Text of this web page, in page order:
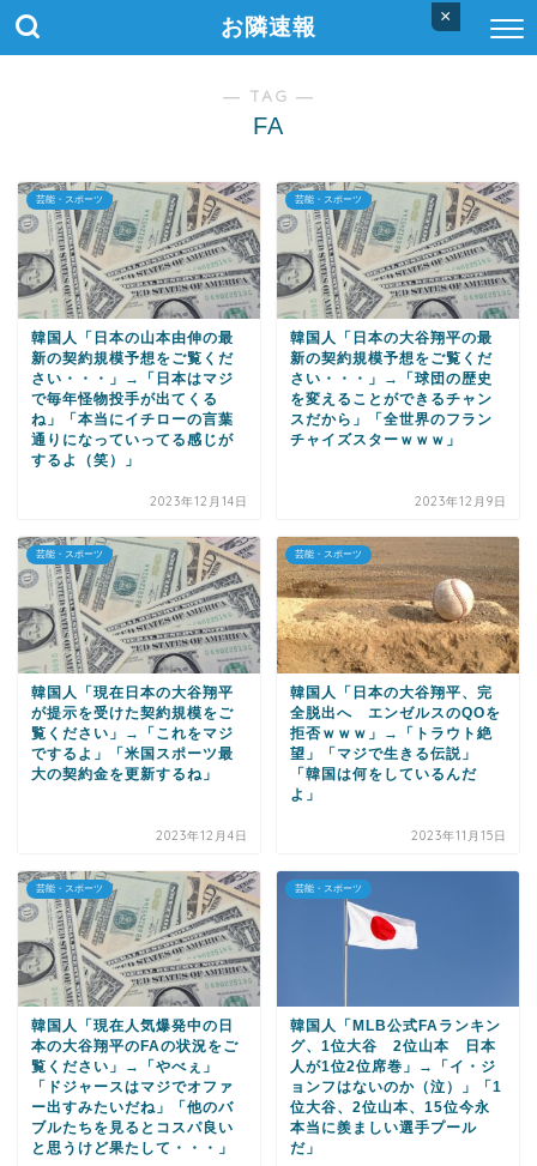
×
お隣速報
― TAG ―
FA
芸能・スポーツ
韓国人「日本の山本由伸の最
新の契約規模予想をご覧くだ
さい・・・」→「日本はマジ
で毎年怪物投手が出てくる
ね」「本当にイチローの言葉
通りになっていってる感じが
するよ（笑）」
2023年12月14日
芸能・スポーツ
韓国人「日本の大谷翔平の最
新の契約規模予想をご覧くだ
さい・・・」→「球団の歴史
を変えることができるチャン
スだから」「全世界のフラン
チャイズスターｗｗｗ」
2023年12月9日
芸能・スポーツ
韓国人「現在日本の大谷翔平
が提示を受けた契約規模をご
覧ください」→「これをマジ
でするよ」「米国スポーツ最
大の契約金を更新するね」
2023年12月4日
芸能・スポーツ
韓国人「日本の大谷翔平、完
全脱出へ エンゼルスのQOを
拒否ｗｗｗ」→「トラウト絶
望」「マジで生きる伝説」
「韓国は何をしているんだ
よ」
2023年11月15日
芸能・スポーツ
韓国人「現在人気爆発中の日
本の大谷翔平のFAの状況をご
覧ください」→「やべぇ」
「ドジャースはマジでオファ
ー出すみたいだね」「他のバ
ブルたちを見るとコスパ良い
と思うけど果たして・・・」
芸能・スポーツ
韓国人「MLB公式FAランキン
グ、1位大谷 2位山本 日本
人が1位2位席巻」→「イ・ジ
ョンフはないのか（泣）」「1
位大谷、2位山本、15位今永
本当に羨ましい選手プール
だ」